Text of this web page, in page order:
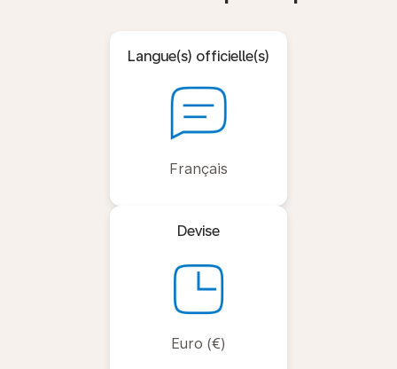
Langue(s) officielle(s)
Français
Devise
Euro (€)